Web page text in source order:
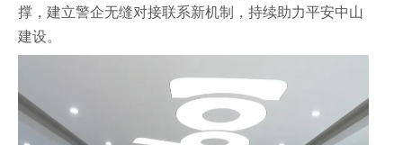
撑，建立警企无缝对接联系新机制，持续助力平安中山
建设。